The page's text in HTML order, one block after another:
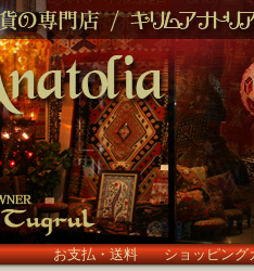
お支払・送料
ショッピング